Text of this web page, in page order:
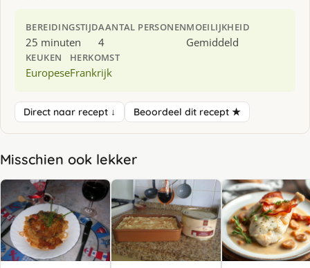
BEREIDINGSTIJD
25 minuten
AANTAL PERSONEN
4
MOEILIJKHEID
Gemiddeld
KEUKEN
Europese
HERKOMST
Frankrijk
Direct naar recept ↓ Beoordeel dit recept ★
Misschien ook lekker